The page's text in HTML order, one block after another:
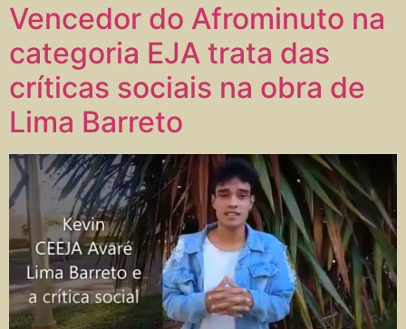
Vencedor do Afrominuto na
categoria EJA trata das
críticas sociais na obra de
Lima Barreto